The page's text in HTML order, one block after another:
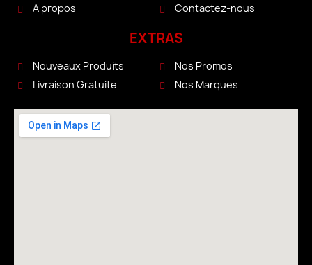
A propos
Contactez-nous
EXTRAS
Nouveaux Produits
Livraison Gratuite
Nos Promos
Nos Marques